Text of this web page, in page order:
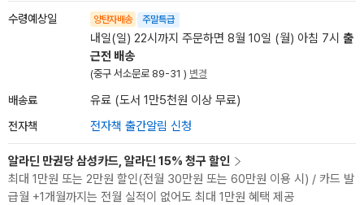
수령예상일 양탄자배송 주말특급
내일(일) 22시까지 주문하면 8월 10일 (월) 아침 7시 출
근전 배송
(중구 서소문로 89-31 ) 변경
배송료 유료 (도서 1만5천원 이상 무료)
전자책 전자책 출간알림 신청
알라딘 만권당 삼성카드, 알라딘 15% 청구 할인
최대 1만원 또는 2만원 할인(전월 30만원 또는 60만원 이용 시) / 카드 발
급월 +1개월까지는 전월 실적이 없어도 최대 1만원 혜택 제공